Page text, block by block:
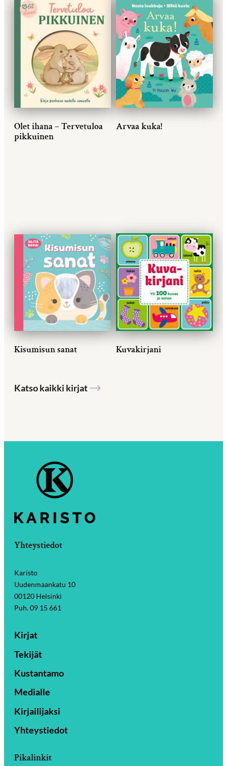
Olet ihana – Tervetuloa
pikkuinen
Arvaa kuka!
Kisumisun sanat Kuvakirjani
Katso kaikki kirjat
Yhteystiedot
Karisto
Uudenmaankatu 10
00120 Helsinki
Puh. 09 15 661
Kirjat
Tekijät
Kustantamo
Medialle
Kirjailijaksi
Yhteystiedot
Pikalinkit